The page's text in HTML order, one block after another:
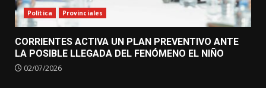
Política Provinciales
CORRIENTES ACTIVA UN PLAN PREVENTIVO ANTE
LA POSIBLE LLEGADA DEL FENÓMENO EL NIÑO
02/07/2026